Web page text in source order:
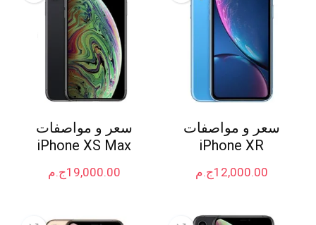
سعر و مواصفات
iPhone XR
ج.م12,000.00
سعر و مواصفات
iPhone XS Max
ج.م19,000.00